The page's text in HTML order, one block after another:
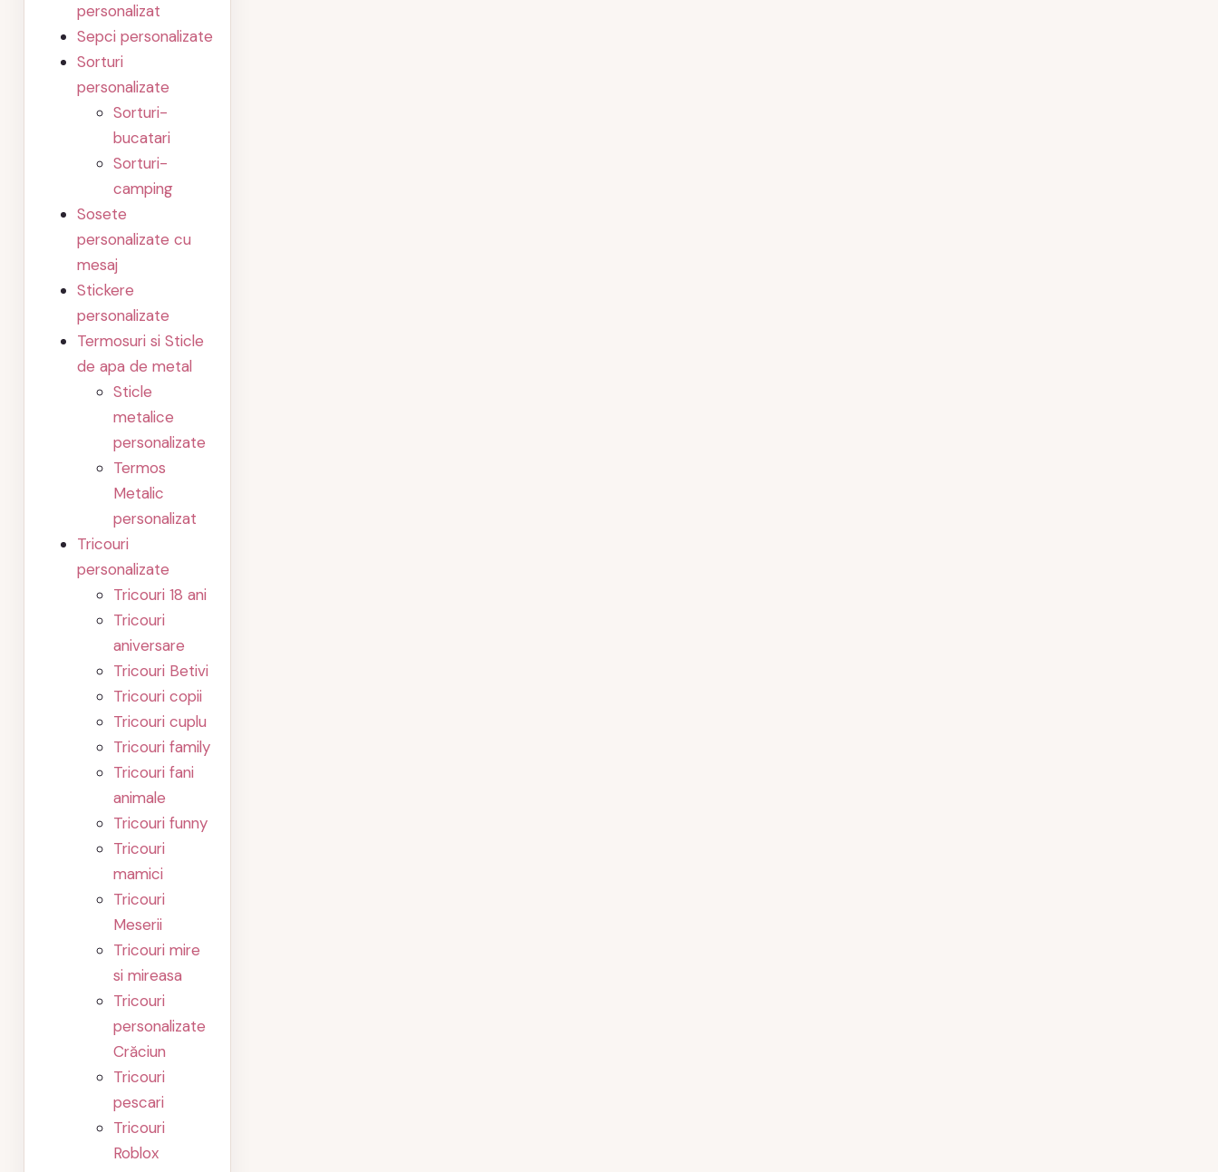
personalizat
Sepci personalizate
Sorturi
personalizate
Sorturi-
bucatari
Sorturi-
camping
Sosete
personalizate cu
mesaj
Stickere
personalizate
Termosuri si Sticle
de apa de metal
Sticle
metalice
personalizate
Termos
Metalic
personalizat
Tricouri
personalizate
Tricouri 18 ani
Tricouri
aniversare
Tricouri Betivi
Tricouri copii
Tricouri cuplu
Tricouri family
Tricouri fani
animale
Tricouri funny
Tricouri
mamici
Tricouri
Meserii
Tricouri mire
si mireasa
Tricouri
personalizate
Crăciun
Tricouri
pescari
Tricouri
Roblox